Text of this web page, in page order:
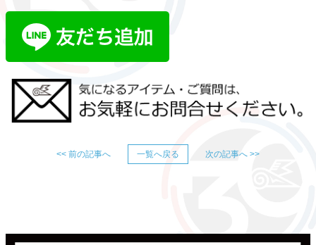
<< 前の記事へ 一覧へ戻る 次の記事へ >>